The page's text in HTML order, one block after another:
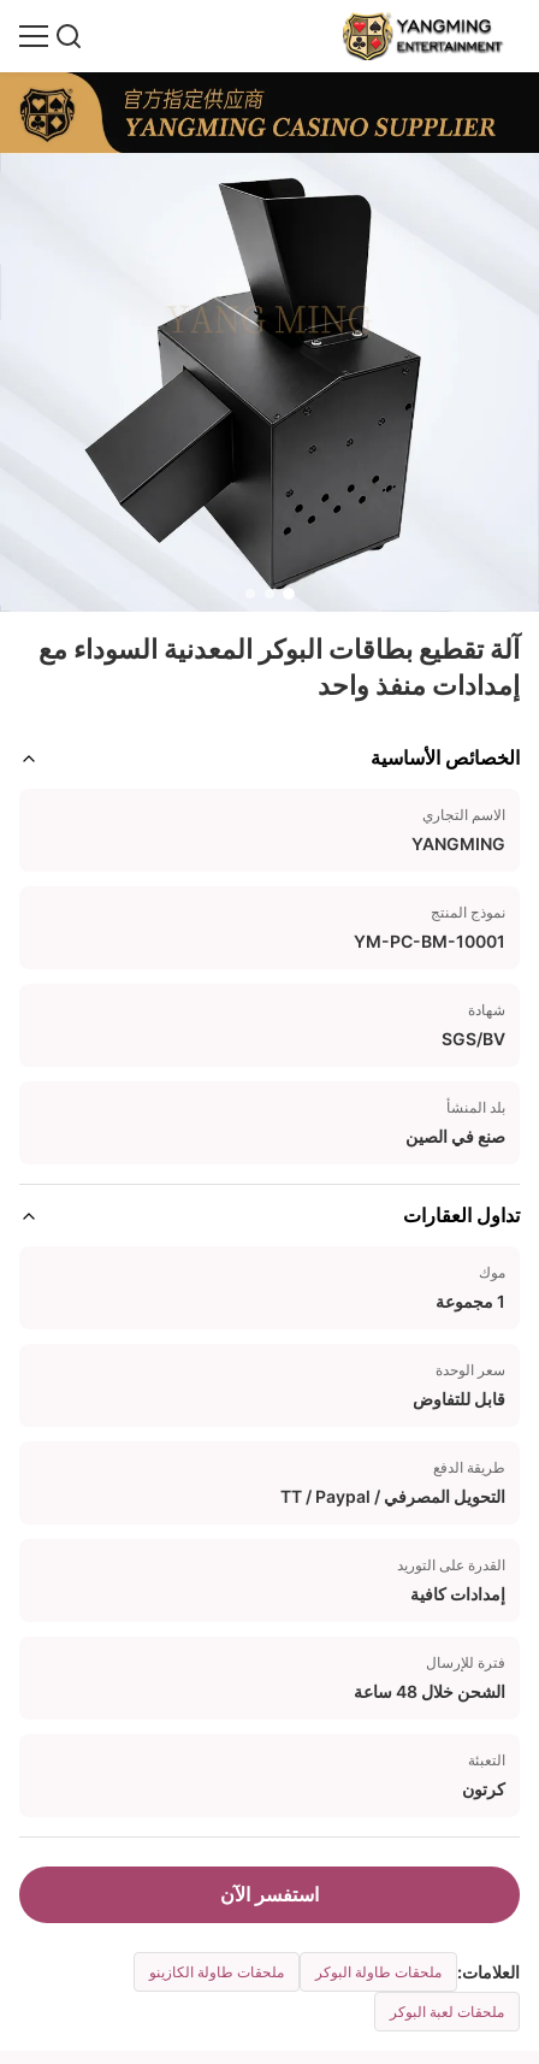
آلة تقطيع بطاقات البوكر المعدنية السوداء مع
إمدادات منفذ واحد
الخصائص الأساسية
الاسم التجاري
YANGMING
نموذج المنتج
YM-PC-BM-10001
شهادة
SGS/BV
بلد المنشأ
صنع في الصين
تداول العقارات
موك
1 مجموعة
سعر الوحدة
قابل للتفاوض
طريقة الدفع
التحويل المصرفي / TT / Paypal
القدرة على التوريد
إمدادات كافية
فترة للإرسال
الشحن خلال 48 ساعة
التعبئة
كرتون
استفسر الآن
العلامات: ملحقات طاولة البوكر ملحقات طاولة الكازينو
ملحقات لعبة البوكر